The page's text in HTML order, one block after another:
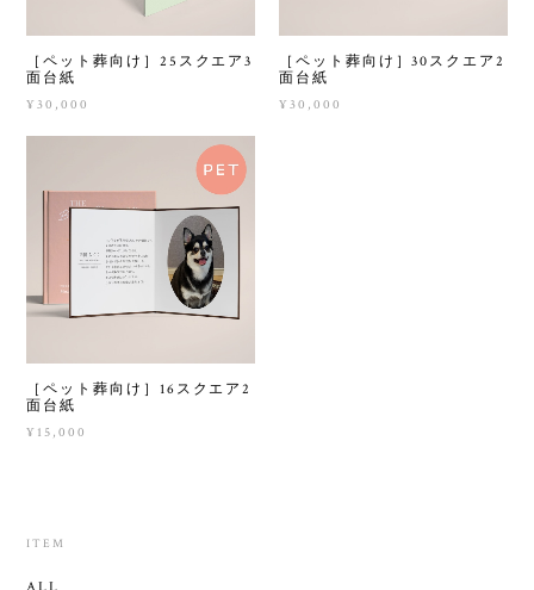
［ペット葬向け］25スクエア3
面台紙
¥30,000
［ペット葬向け］30スクエア2
面台紙
¥30,000
［ペット葬向け］16スクエア2
面台紙
¥15,000
ITEM